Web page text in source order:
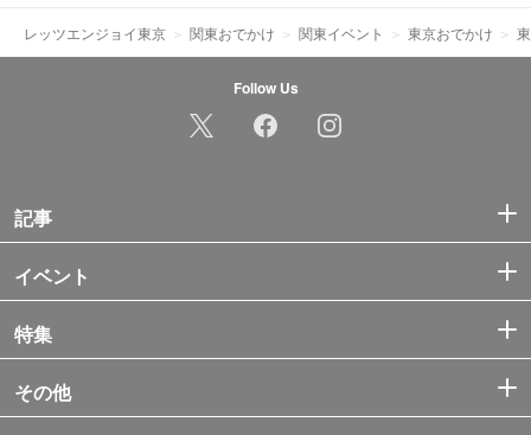
レッツエンジョイ東京 関東おでかけ 関東イベント 東京おでかけ
Follow Us
記事
イベント
特集
その他